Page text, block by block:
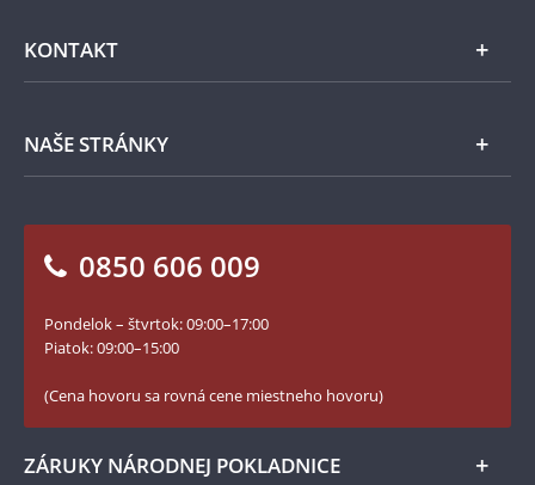
100. výročie vzniku Česko-Slovenska
Všeobecné obchodné podmienky
Ochrana osobných údajov
Numizmatické novinky
KONTAKT
NAŠE STRÁNKY
Blog Pokladnica mincí
Facebook Národnej Pokladnice
YouTube Národnej Pokladnice
0850 606 009
Pondelok – štvrtok: 09:00–17:00
Piatok: 09:00–15:00
(Cena hovoru sa rovná cene miestneho hovoru)
ZÁRUKY NÁRODNEJ POKLADNICE